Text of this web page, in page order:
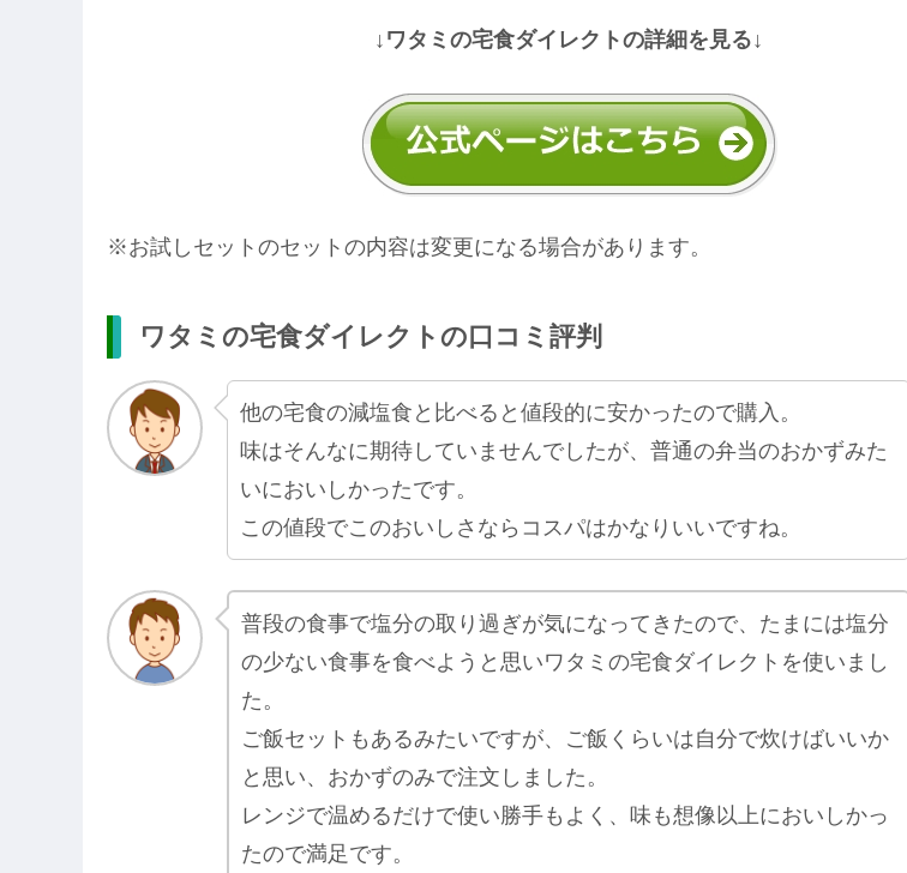
↓ワタミの宅食ダイレクトの詳細を見る↓
※お試しセットのセットの内容は変更になる場合があります。
ワタミの宅食ダイレクトの口コミ評判
他の宅食の減塩食と比べると値段的に安かったので購入。
味はそんなに期待していませんでしたが、普通の弁当のおかずみた
いにおいしかったです。
この値段でこのおいしさならコスパはかなりいいですね。
普段の食事で塩分の取り過ぎが気になってきたので、たまには塩分
の少ない食事を食べようと思いワタミの宅食ダイレクトを使いまし
た。
ご飯セットもあるみたいですが、ご飯くらいは自分で炊けばいいか
と思い、おかずのみで注文しました。
レンジで温めるだけで使い勝手もよく、味も想像以上においしかっ
たので満足です。